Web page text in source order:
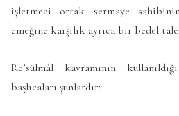
işletmeci ortak sermaye
emeğine karşılık ayrıca bir bedel
Re’sülmâl kavramının
başlıcaları şunlardır: